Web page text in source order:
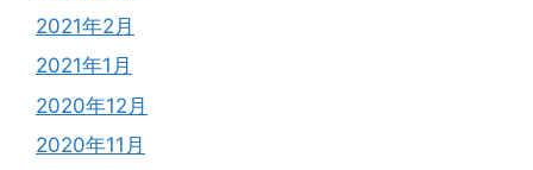
2021年2月
2021年1月
2020年12月
2020年11月